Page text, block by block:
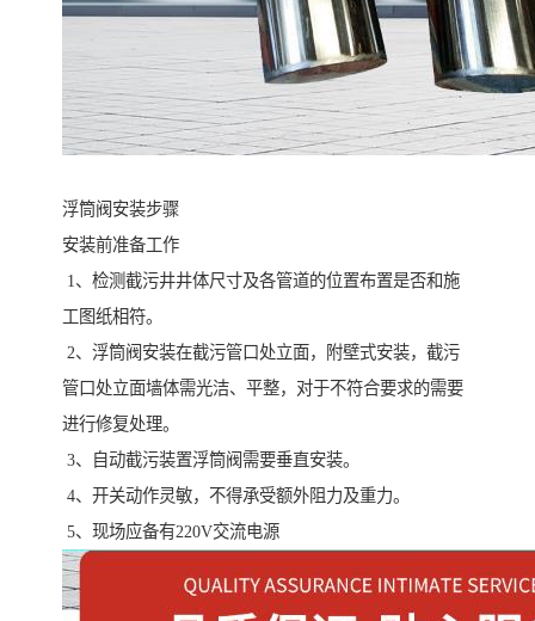
浮筒阀安装步骤
安装前准备工作
1、检测截污井井体尺寸及各管道的位置布置是否和施
工图纸相符。
2、浮筒阀安装在截污管口处立面，附壁式安装，截污
管口处立面墙体需光洁、平整，对于不符合要求的需要
进行修复处理。
3、自动截污装置浮筒阀需要垂直安装。
4、开关动作灵敏，不得承受额外阻力及重力。
5、现场应备有220V交流电源